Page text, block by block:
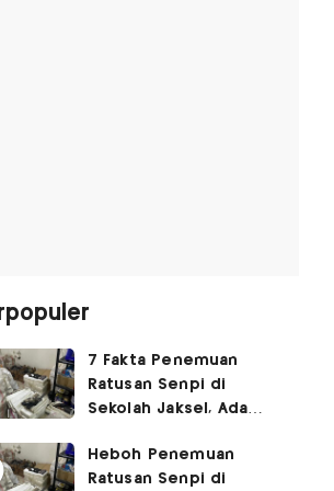
7 Fakta Penemuan
Ratusan Senpi di
Sekolah Jaksel, Ada
Ruang Bunker
Heboh Penemuan
Ratusan Senpi di